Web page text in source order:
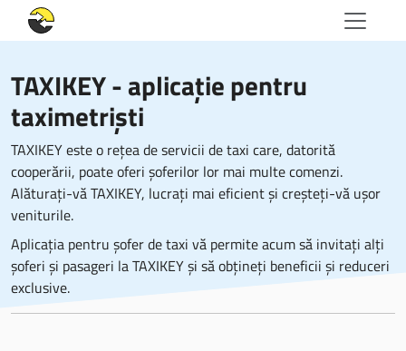
TAXIKEY - aplicație pentru
taximetriști
TAXIKEY este o rețea de servicii de taxi care, datorită
cooperării, poate oferi șoferilor lor mai multe comenzi.
Alăturați-vă TAXIKEY, lucrați mai eficient și creșteți-vă ușor
veniturile.
Aplicația pentru șofer de taxi vă permite acum să invitați alți
șoferi și pasageri la TAXIKEY și să obțineți beneficii și reduceri
exclusive.